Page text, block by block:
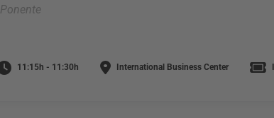
Ponente
11:15h - 11:30h International Business Center